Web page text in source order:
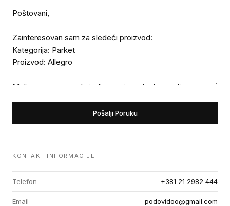
Pošalji Poruku
KONTAKT INFORMACIJE
Telefon +381 21 2982 444
Email podovidoo@gmail.com